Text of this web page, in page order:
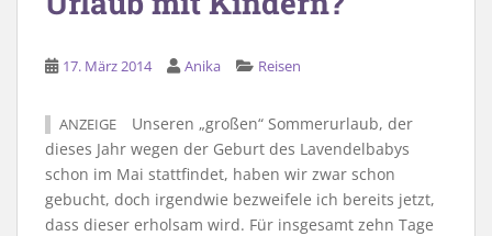
17. März 2014 Anika Reisen
ANZEIGE
Unseren „großen“ Sommerurlaub, der
dieses Jahr wegen der Geburt des Lavendelbabys
schon im Mai stattfindet, haben wir zwar schon
gebucht, doch irgendwie bezweifele ich bereits jetzt,
dass dieser erholsam wird. Für insgesamt zehn Tage